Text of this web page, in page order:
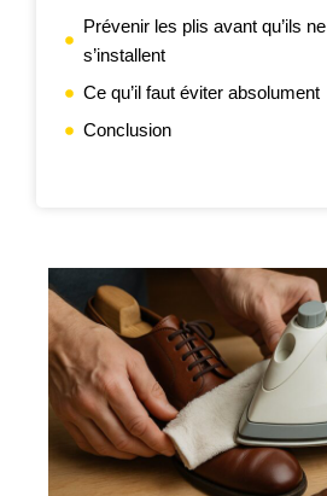
Prévenir les plis avant qu’ils ne
s’installent
Ce qu’il faut éviter absolument
Conclusion